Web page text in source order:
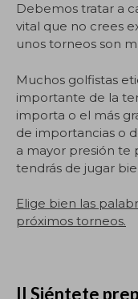
Debemos tratar a
vital que no crees
unos torneos son
Muchos golfistas
importante de la
importa o el más
de importancias o
a mayor presión te
tendrás de jugar
Elige bien las
próximos torneos.
II Siéntete